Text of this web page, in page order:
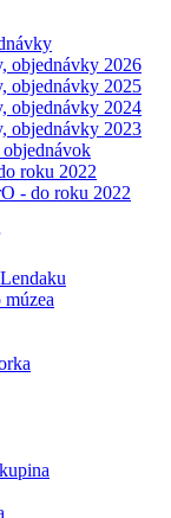
objednávky 2026
objednávky 2025
objednávky 2024
objednávky 2023
roku 2022
- do roku 2022